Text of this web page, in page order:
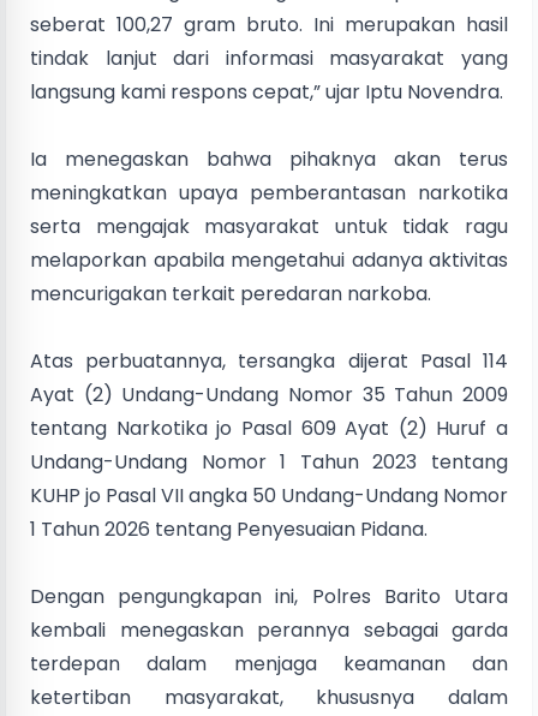
seberat 100,27 gram bruto. Ini merupakan hasil
tindak lanjut dari informasi masyarakat yang
langsung kami respons cepat,” ujar Iptu Novendra.
Ia menegaskan bahwa pihaknya akan terus
meningkatkan upaya pemberantasan narkotika
serta mengajak masyarakat untuk tidak ragu
melaporkan apabila mengetahui adanya aktivitas
mencurigakan terkait peredaran narkoba.
Atas perbuatannya, tersangka dijerat Pasal 114
Ayat (2) Undang-Undang Nomor 35 Tahun 2009
tentang Narkotika jo Pasal 609 Ayat (2) Huruf a
Undang-Undang Nomor 1 Tahun 2023 tentang
KUHP jo Pasal VII angka 50 Undang-Undang Nomor
1 Tahun 2026 tentang Penyesuaian Pidana.
Dengan pengungkapan ini, Polres Barito Utara
kembali menegaskan perannya sebagai garda
terdepan dalam menjaga keamanan dan
ketertiban masyarakat, khususnya dalam